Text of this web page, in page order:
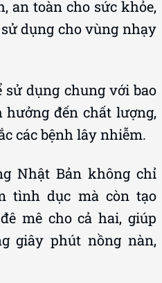
an toàn cho sức khỏe,
dụng cho vùng nhạy
dụng chung với bao
đến chất lượng,
các bệnh lây nhiễm.
Nhật Bản không chỉ
tình dục mà còn tạo
mê cho cả hai, giúp
giây phút nồng nàn,